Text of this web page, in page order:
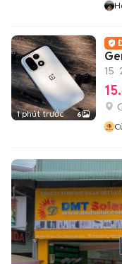
1 phút trước 6
15